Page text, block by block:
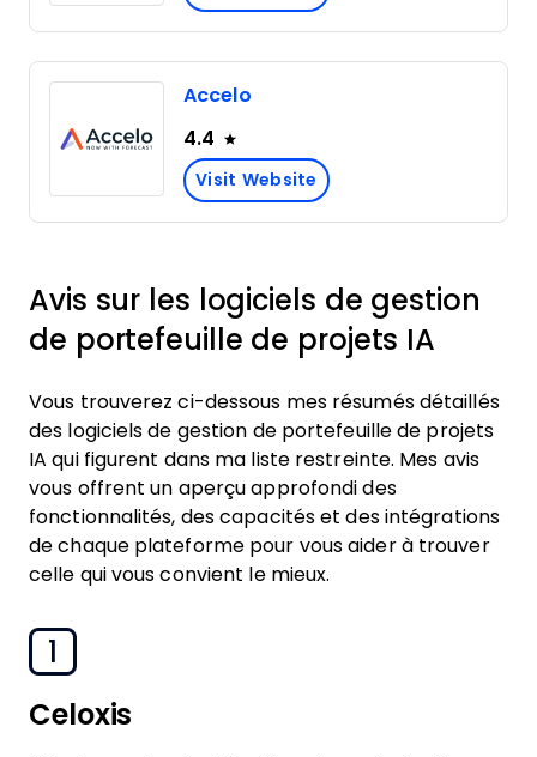
Accelo
4.4
Visit Website
Avis sur les logiciels de gestion
de portefeuille de projets IA
Vous trouverez ci-dessous mes résumés détaillés
des logiciels de gestion de portefeuille de projets
IA qui figurent dans ma liste restreinte. Mes avis
vous offrent un aperçu approfondi des
fonctionnalités, des capacités et des intégrations
de chaque plateforme pour vous aider à trouver
celle qui vous convient le mieux.
1
Celoxis